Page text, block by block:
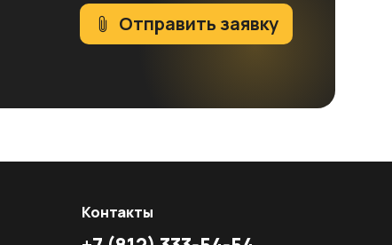
Отправить заявку
Контакты